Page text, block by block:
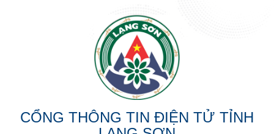
CỔNG THÔNG TIN ĐIỆN TỬ TỈNH